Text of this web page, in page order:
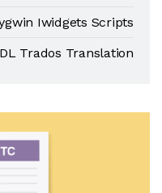
Iwidgets Scripts
Trados Translation